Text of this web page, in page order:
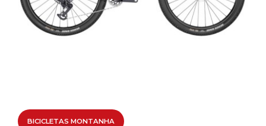
BICICLETAS MONTANHA